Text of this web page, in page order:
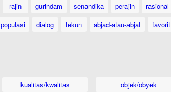
rajin gurindam senandika perajin
rasional
populasi dialog tekun abjad-atau-abjat
favorit
kualitas/kwalitas
objek/obyek